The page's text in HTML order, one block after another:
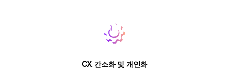
CX 간소화 및 개인화